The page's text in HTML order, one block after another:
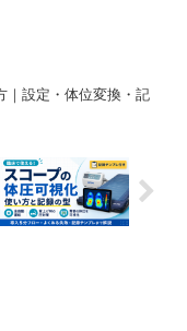
｜設定・体位変換・記